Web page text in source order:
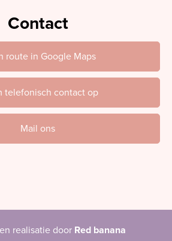
Contact
route in Google Maps
telefonisch contact op
Mail ons
realisatie door Red banana